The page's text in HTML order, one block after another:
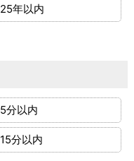
25年以内
5分以内
15分以内